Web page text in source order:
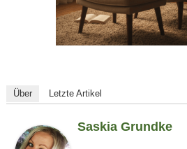
Über Letzte Artikel
Saskia Grundke